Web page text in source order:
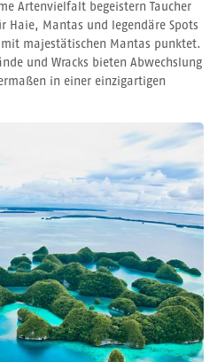
Artenvielfalt begeistern Taucher
Mantas und legendäre Spots
majestätischen Mantas punktet.
und Wracks bieten Abwechslung
in einer einzigartigen